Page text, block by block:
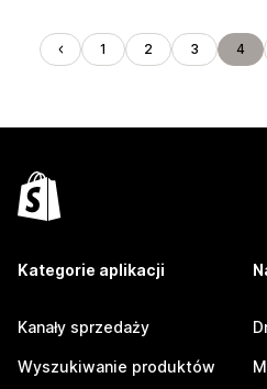
1 2 3 4
Kategorie aplikacji
Kanały sprzedaży
Wyszukiwanie produktów